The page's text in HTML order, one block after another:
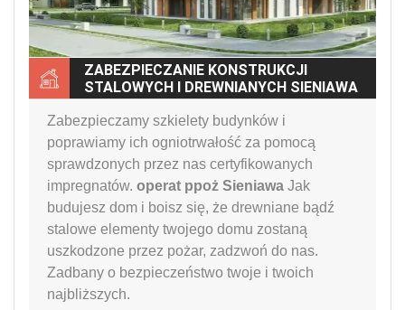
ZABEZPIECZANIE KONSTRUKCJI
STALOWYCH I DREWNIANYCH SIENIAWA
Zabezpieczamy szkielety budynków i
poprawiamy ich ogniotrwałość za pomocą
sprawdzonych przez nas certyfikowanych
impregnatów. operat ppoż Sieniawa Jak
budujesz dom i boisz się, że drewniane bądź
stalowe elementy twojego domu zostaną
uszkodzone przez pożar, zadzwoń do nas.
Zadbany o bezpieczeństwo twoje i twoich
najbliższych.